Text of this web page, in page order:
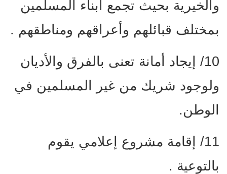
والخيرية بحيث تجمع أبناء المسلمين
بمختلف قبائلهم وأعراقهم ومناطقهم .
10/ إيجاد أمانة تعنى بالفرق والأديان
ولوجود شريك من غير المسلمين في
الوطن.
11/ إقامة مشروع إعلامي يقوم
بالتوعية .